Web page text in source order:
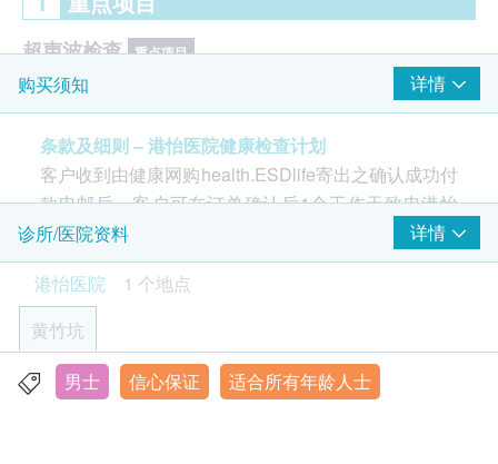
超声波检查 重点项目
上腹腔(胆、肝、肾、胰、脾) 超声波扫描
心脏检查 重点项目
运动心电图
肺功能 重点项目
胸部X光
男性相关疾病 重点项目
睾丸自我检查指导
购买须知 详情
条款及细则 – 港怡医院健康检查计划
客户收到由健康网购health.ESDlife寄出之确认成功付
款电邮后，客户可在订单确认后1个工作天致电港怡
医院健康检查中心预约 (电话：3153 9000)。
年龄
健康检查计划只适用于18岁或以上之人士
疫苗计划则根据不同疫苗之适合年龄
有效期
诊所/医院资料
详情
港怡医院
1 个地点
黄竹坑
香港黄竹坑南风径1号港怡医院健康检查中心
男士 信心保证 适合所有年龄人士